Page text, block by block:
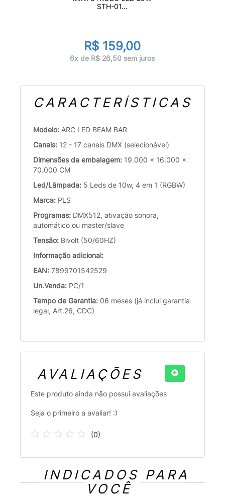
STH-01...
R$ 159,00
6x de R$ 26,50 sem juros
CARACTERÍSTICAS
Modelo: ARC LED BEAM BAR
Canais: 12 - 17 canais DMX (selecionável)
Dimensões da embalagem: 19.000 x 16.000 x
70.000 CM
Led/Lâmpada: 5 Leds de 10w, 4 em 1 (RGBW)
Marca: PLS
Programas: DMX512, ativação sonora,
automático ou master/slave
Tensão: Bivolt (50/60HZ)
Informação adicional:
EAN: 7899701542529
Un.Venda: PC/1
Tempo de Garantia: 06 meses (já inclui garantia
legal, Art.26, CDC)
AVALIAÇÕES
Este produto ainda não possui avaliações
Seja o primeiro a avaliar! :)
(0)
INDICADOS PARA
VOCÊ